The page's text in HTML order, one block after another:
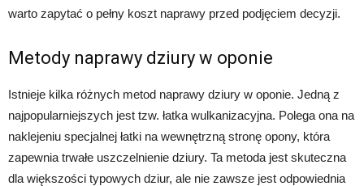
warto zapytać o pełny koszt naprawy przed podjęciem decyzji.
Metody naprawy dziury w oponie
Istnieje kilka różnych metod naprawy dziury w oponie. Jedną z
najpopularniejszych jest tzw. łatka wulkanizacyjna. Polega ona na
naklejeniu specjalnej łatki na wewnętrzną stronę opony, która
zapewnia trwałe uszczelnienie dziury. Ta metoda jest skuteczna
dla większości typowych dziur, ale nie zawsze jest odpowiednia